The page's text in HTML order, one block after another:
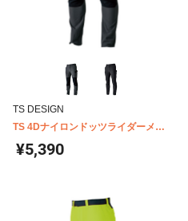
TS DESIGN
TS 4Dナイロンドッツライダーメン
ズワークカーゴパンツ 84504
¥5,390